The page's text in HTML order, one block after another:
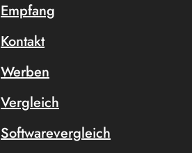
Empfang
Kontakt
Werben
Vergleich
Softwarevergleich